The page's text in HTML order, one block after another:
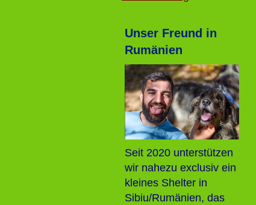
Unser Freund in
Rumänien
Seit 2020 unterstützen
wir nahezu exclusiv ein
kleines Shelter in
Sibiu/Rumänien, das